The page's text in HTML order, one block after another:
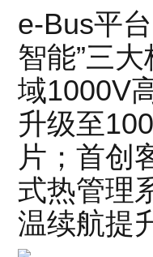
e-Bus平
智能”三
域1000V
升级至
片；首创
式热管理
温续航提